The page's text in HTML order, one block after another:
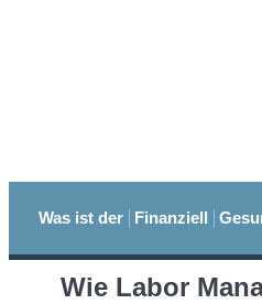
Was ist der Finanziell
Wie Labor